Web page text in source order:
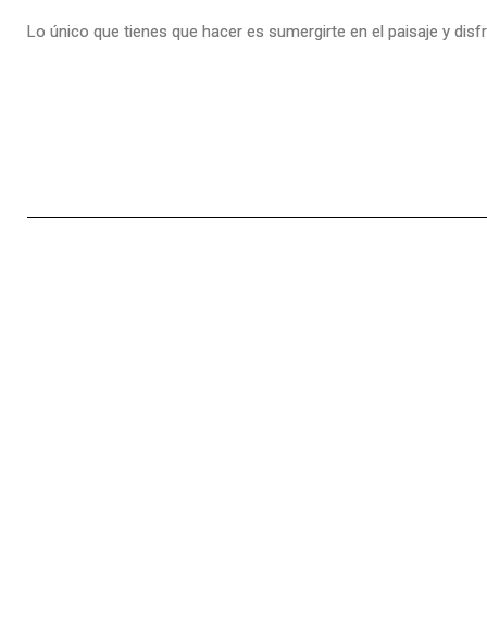
Lo único que tienes que hacer es sumergirte en el paisaje y